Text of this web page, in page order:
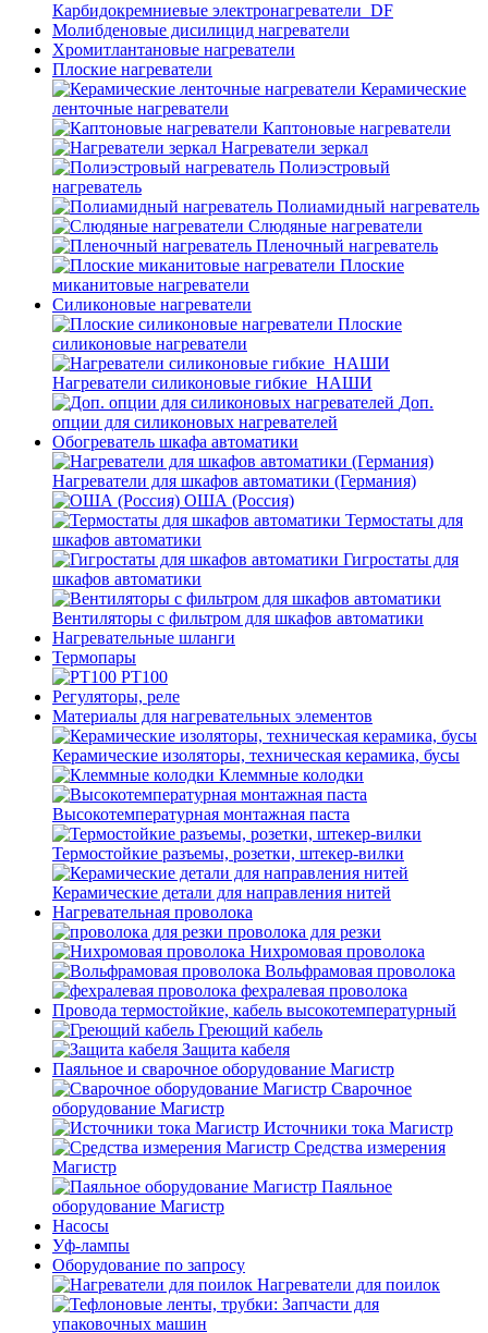
Карбидокремниевые электронагреватели_DF
Молибденовые дисилицид нагреватели
Хромитлантановые нагреватели
Плоские нагреватели
Керамические
ленточные нагреватели
Каптоновые нагреватели
Нагреватели зеркал
Полиэстровый
нагреватель
Полиамидный нагреватель
Слюдяные нагреватели
Пленочный нагреватель
Плоские
миканитовые нагреватели
Силиконовые нагреватели
Плоские
силиконовые нагреватели
Нагреватели силиконовые гибкие_НАШИ
Доп.
опции для силиконовых нагревателей
Обогреватель шкафа автоматики
Нагреватели для шкафов автоматики (Германия)
ОША (Россия)
Термостаты для
шкафов автоматики
Гигростаты для
шкафов автоматики
Вентиляторы с фильтром для шкафов автоматики
Нагревательные шланги
Термопары
PT100
Регуляторы, реле
Материалы для нагревательных элементов
Керамические изоляторы, техническая керамика, бусы
Клеммные колодки
Высокотемпературная монтажная паста
Термостойкие разъемы, розетки, штекер-вилки
Керамические детали для направления нитей
Нагревательная проволока
проволока для резки
Нихромовая проволока
Вольфрамовая проволока
фехралевая проволока
Провода термостойкие, кабель высокотемпературный
Греющий кабель
Защита кабеля
Паяльное и сварочное оборудование Магистр
Сварочное
оборудование Магистр
Источники тока Магистр
Средства измерения
Магистр
Паяльное
оборудование Магистр
Насосы
Уф-лампы
Оборудование по запросу
Нагреватели для поилок